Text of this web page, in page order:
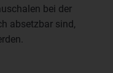
bei der
absetzbar sind,